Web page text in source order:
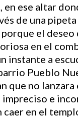
en ese altar
de una
el deseo
en el
instante a
Pueblo
que no lanzara
e
caer en el